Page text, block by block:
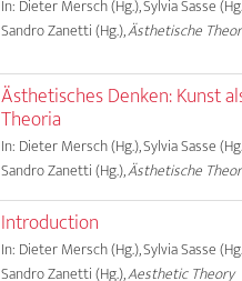
In: Dieter Mersch (Hg.), Sylvia Sasse
Sandro Zanetti (Hg.),Ästhetische
Ästhetisches Denken: Kunst
Theoria
In: Dieter Mersch (Hg.), Sylvia Sasse
Sandro Zanetti (Hg.),Ästhetische
Introduction
In: Dieter Mersch (Hg.), Sylvia Sasse
Sandro Zanetti (Hg.),Aesthetic Theory